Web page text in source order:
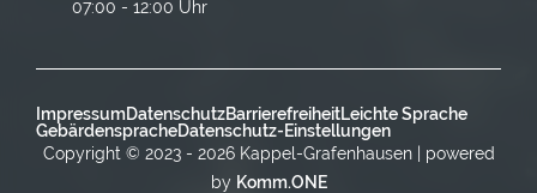
07:00 - 12:00 Uhr
ImpressumDatenschutzBarrierefreiheitLeichte Sprache
GebärdenspracheDatenschutz-Einstellungen
Copyright © 2023 - 2026 Kappel-Grafenhausen | powered
by Komm.ONE